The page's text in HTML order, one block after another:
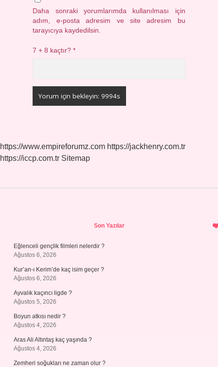
Daha sonraki yorumlarımda kullanılması için
adım, e-posta adresim ve site adresim bu
tarayıcıya kaydedilsin.
7 + 8 kaçtır?*
https://www.empireforumz.com https://jackhenry.com.tr
https://iccp.com.tr Sitemap
Son Yazılar
Eğlenceli gençlik filmleri nelerdir ?
Ağustos 6, 2026
Kur’an-ı Kerim’de kaç isim geçer ?
Ağustos 6, 2026
Ayvalık kaçıncı ligde ?
Ağustos 5, 2026
Boyun atkısı nedir ?
Ağustos 4, 2026
Aras Ali Altıntaş kaç yaşında ?
Ağustos 4, 2026
Zemheri soğukları ne zaman olur ?